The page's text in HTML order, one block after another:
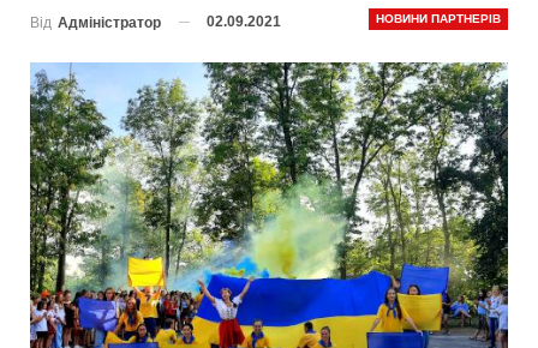
НОВИНИ ПАРТНЕРІВ
Від Адміністратор 02.09.2021